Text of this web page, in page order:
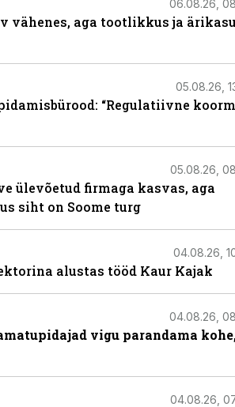
06.08.26,
vähenes, aga tootlikkus ja
05.08.26,
“Regulatiivne
05.08.26,
ülevõetud firmaga kasvas, aga
siht on Soome turg
04.08.26,
alustas tööd Kaur Kajak
04.08.26,
vigu parandama
04.08.26,